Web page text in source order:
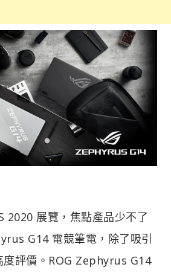
2020 展覽，焦點產品少不了
G14 電競筆電，除了吸引
度評價。ROG Zephyrus G14